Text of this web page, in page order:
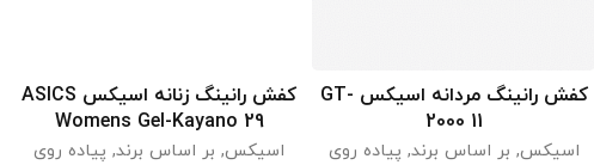
انتخاب گزینه ها
کفش رانینگ مردانه اسیکس GT-
2000 11
اسیکس, بر اساس برند, پیاده روی
انتخاب گزینه ها
کفش رانینگ زنانه اسیکس ASICS
Womens Gel-Kayano 29
اسیکس, بر اساس برند, پیاده روی